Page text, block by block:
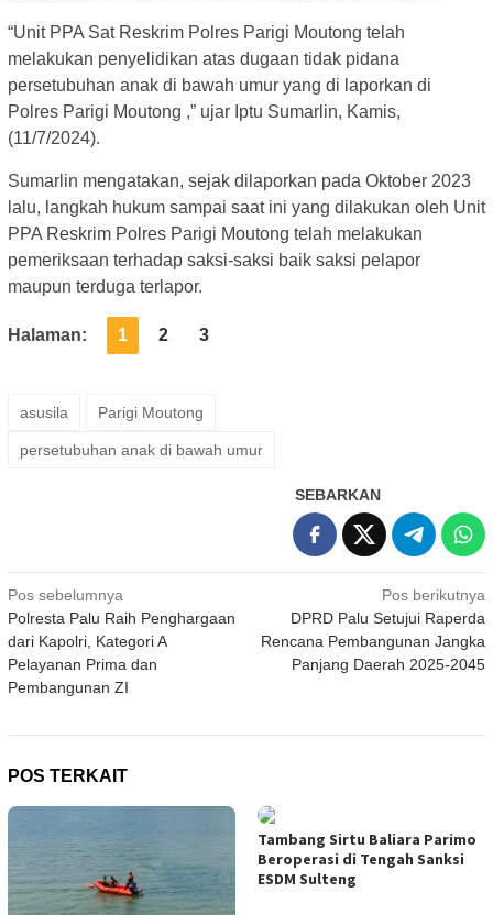
“Unit PPA Sat Reskrim Polres Parigi Moutong telah
melakukan penyelidikan atas dugaan tidak pidana
persetubuhan anak di bawah umur yang di laporkan di
Polres Parigi Moutong ,” ujar Iptu Sumarlin, Kamis,
(11/7/2024).
Sumarlin mengatakan, sejak dilaporkan pada Oktober 2023
lalu, langkah hukum sampai saat ini yang dilakukan oleh Unit
PPA Reskrim Polres Parigi Moutong telah melakukan
pemeriksaan terhadap saksi-saksi baik saksi pelapor
maupun terduga terlapor.
Halaman: 1 2 3
asusila Parigi Moutong
persetubuhan anak di bawah umur
SEBARKAN
Navigasi
pos
Pos sebelumnya
Polresta Palu Raih Penghargaan
dari Kapolri, Kategori A
Pelayanan Prima dan
Pembangunan ZI
Pos berikutnya
DPRD Palu Setujui Raperda
Rencana Pembangunan Jangka
Panjang Daerah 2025-2045
POS TERKAIT
Tambang Sirtu Baliara Parimo
Beroperasi di Tengah Sanksi
ESDM Sulteng